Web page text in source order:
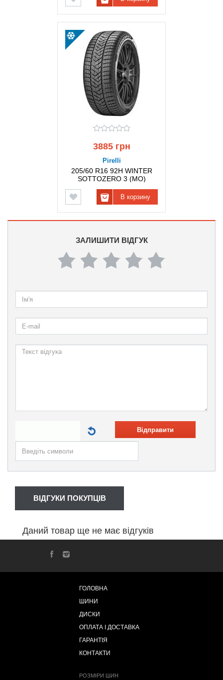
3885 грн
Pirelli
205/60 R16 92H WINTER
SOTTOZERO 3 (MO)
В корзину
ЗАЛИШИТИ ВІДГУК
Відправити
ВІДГУКИ ПОКУПЦІВ
Даний товар ще не має відгуків
ГОЛОВНА
ШИНИ
ДИСКИ
ОПЛАТА І ДОСТАВКА
ГАРАНТІЯ
КОНТАКТИ
РОЗМІРИ ШИН